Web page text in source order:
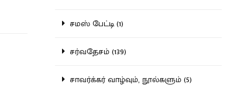
சமஸ் பேட்டி (1)
சர்வதேசம் (139)
சாவர்க்கர் வாழ்வும், நூல்களும் (5)